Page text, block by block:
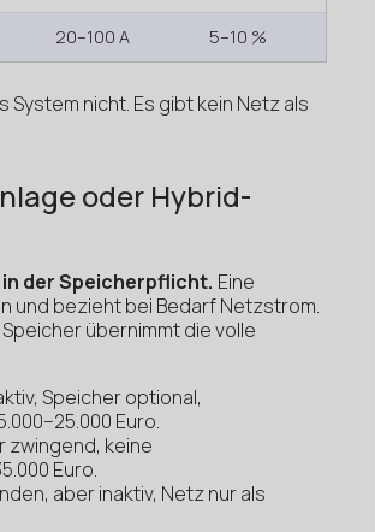
20–100 A 5–10 %
nicht. Es gibt kein Netz als
oder Hybrid-
der Speicherpflicht. Eine
und bezieht bei Bedarf Netzstrom.
übernimmt die volle
Speicher optional,
Euro.
zwingend, keine
Euro.
aber inaktiv, Netz nur als